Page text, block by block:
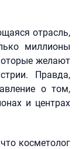
отрасль,
миллионы
желают
Правда,
о том,
и центрах
косметолог